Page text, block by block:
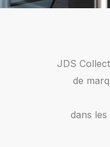
JDS
de
dans